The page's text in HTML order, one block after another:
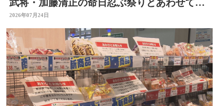
武将・加藤清正の命日忍ぶ祭りとあわせて初
開催 大分
2026年07月24日